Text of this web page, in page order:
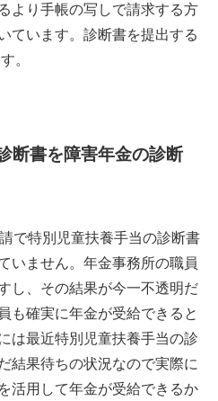
より手帳の写しで請求する方
ています。診断書を提出する
。
断書を障害年金の診断
で特別児童扶養手当の診断書
いません。年金事務所の職員
し、その結果が今一不透明だ
も確実に年金が受給できると
は最近特別児童扶養手当の診
結果待ちの状況なので実際に
活用して年金が受給できるか